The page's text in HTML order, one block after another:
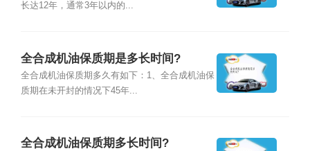
长达12年，通常3年以内的...
全合成机油保质期是多长时间?
全合成机油保质期多久有如下：1、全合成机油保
质期在未开封的情况下45年...
全合成机油保质期多长时间?